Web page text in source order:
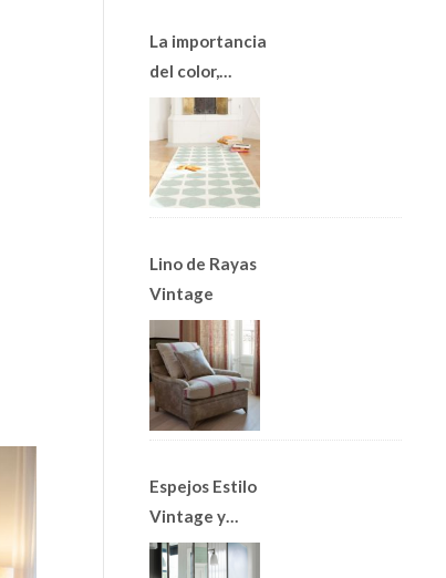
La importancia
del color,
Alfombras
Lino de Rayas
Vintage
Espejos Estilo
Vintage y
Apliques Art